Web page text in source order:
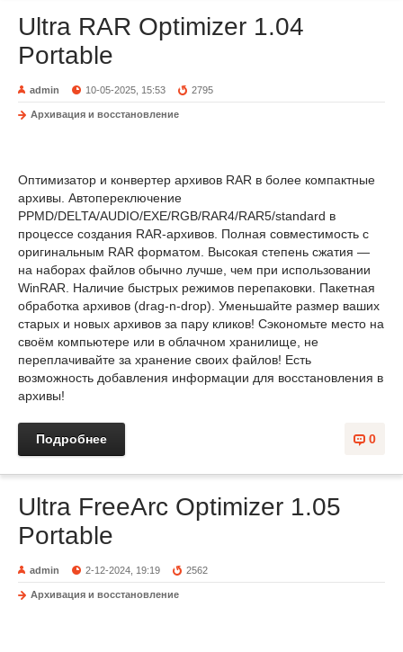
Ultra RAR Optimizer 1.04
Portable
admin 10-05-2025, 15:53 2795
Архивация и восстановление
Оптимизатор и конвертер архивов RAR в более компактные
архивы. Автопереключение
PPMD/DELTA/AUDIO/EXE/RGB/RAR4/RAR5/standard в
процессе создания RAR-архивов. Полная совместимость с
оригинальным RAR форматом. Высокая степень сжатия —
на наборах файлов обычно лучше, чем при использовании
WinRAR. Наличие быстрых режимов перепаковки. Пакетная
обработка архивов (drag-n-drop). Уменьшайте размер ваших
старых и новых архивов за пару кликов! Сэкономьте место на
своём компьютере или в облачном хранилище, не
переплачивайте за хранение своих файлов! Есть
возможность добавления информации для восстановления в
архивы!
0
Подробнее
Ultra FreeArc Optimizer 1.05
Portable
admin 2-12-2024, 19:19 2562
Архивация и восстановление